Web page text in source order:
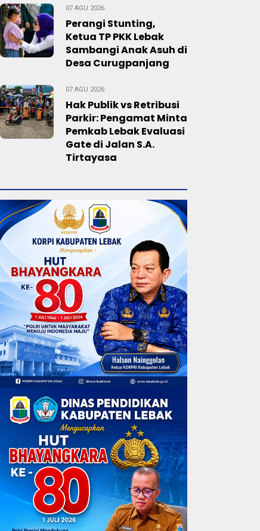
07 AGU 2026
Perangi Stunting,
Ketua TP PKK Lebak
Sambangi Anak Asuh di
Desa Curugpanjang
07 AGU 2026
Hak Publik vs Retribusi
Parkir: Pengamat Minta
Pemkab Lebak Evaluasi
Gate di Jalan S.A.
Tirtayasa